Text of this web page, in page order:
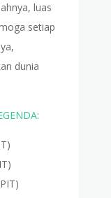
luas
setiap
dunia
: